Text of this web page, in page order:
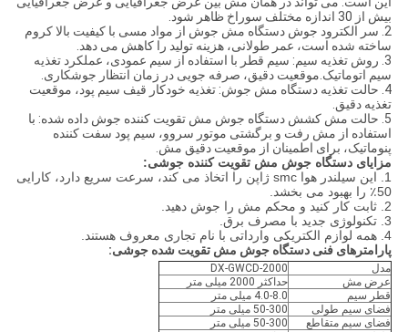
بیش از 30 اندازه مختلف سوراخ ظاهر شود.
2. سر الکترود جوش دستگاه مش جوش از مواد مسی با کیفیت بالا کروم
ساخته شده است، عمر طولانی، هزینه تولید را کاهش می دهد.
3. روش تغذیه سیم: سیم قطر با استفاده از سیم عمودی، عملکرد تغذیه
سیم اتوماتیک.موقعیت دقیق، صرفه جویی در زمان انتظار جوشکاری.
4. حالت تغذیه دستگاه مش جوش: تغذیه خودکار قیف سیم پود، موقعیت
تغذیه دقیق.
5. حالت مش کشش دستگاه جوش مش تقویت کننده جوش داده شده: با
استفاده از مش رفت و برگشتی موتور سروو، سیم پود سفت کننده
پنوماتیک، برای اطمینان از موقعیت دقیق مش.
مزایای دستگاه جوش مش تقویت کننده جوشی:
1. این سیلندر هوا smc ژاپن را اتخاذ می کند، سرعت سریع دارد، کارایی
50٪ را بهبود می بخشد.
2. ثابت کار کنید و محکم مش را جوش دهید.
3. تکنولوژی جدید با مصرف برق.
4. همه لوازم الکتریکی وارداتی با نام تجاری معروف هستند.
پارامترهای فنی دستگاه جوش مش تقویت شده جوشی:
مدل
DX-GWCD-2000
عرض مش
حداکثر 2000 میلی متر
قطر سیم
4.0-8.0 میلی متر
فضای سیم طولی
50-300 میلی متر
فضای سیم متقاطع
50-300 میلی متر